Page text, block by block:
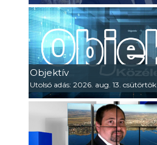
Objektív
Utolsó adás: 2026. aug. 13. csütörtök